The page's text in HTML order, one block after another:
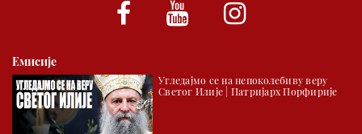
*најважније вести емитујемо на сваки пун сат
Емисије
Угледајмо се на непоколебиву веру
Светог Илије | Патријарх Порфирије